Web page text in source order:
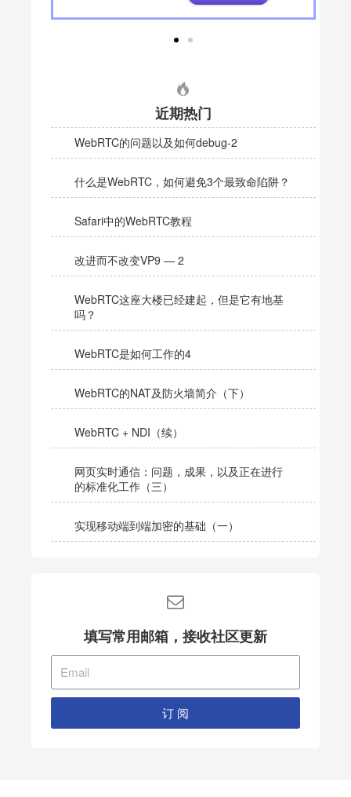
近期热门
WebRTC的问题以及如何debug-2
什么是WebRTC，如何避免3个最致命陷阱？
Safari中的WebRTC教程
改进而不改变VP9 — 2
WebRTC这座大楼已经建起，但是它有地基
吗？
WebRTC是如何工作的4
WebRTC的NAT及防火墙简介（下）
WebRTC + NDI（续）
网页实时通信：问题，成果，以及正在进行
的标准化工作（三）
实现移动端到端加密的基础（一）
填写常用邮箱，接收社区更新
订 阅